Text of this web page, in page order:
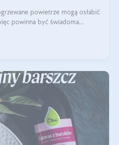
powietrze mogą osłabić
powinna być świadoma